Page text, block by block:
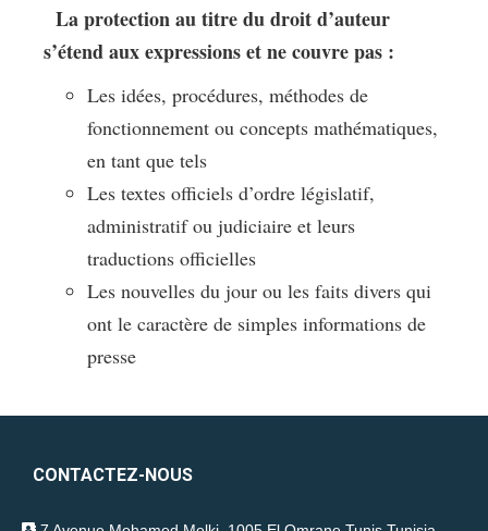
La protection au titre du droit d’auteur
s’étend aux expressions et ne couvre pas :
Les idées, procédures, méthodes de
fonctionnement ou concepts mathématiques,
en tant que tels
Les textes officiels d’ordre législatif,
administratif ou judiciaire et leurs
traductions officielles
Les nouvelles du jour ou les faits divers qui
ont le caractère de simples informations de
presse
CONTACTEZ-NOUS